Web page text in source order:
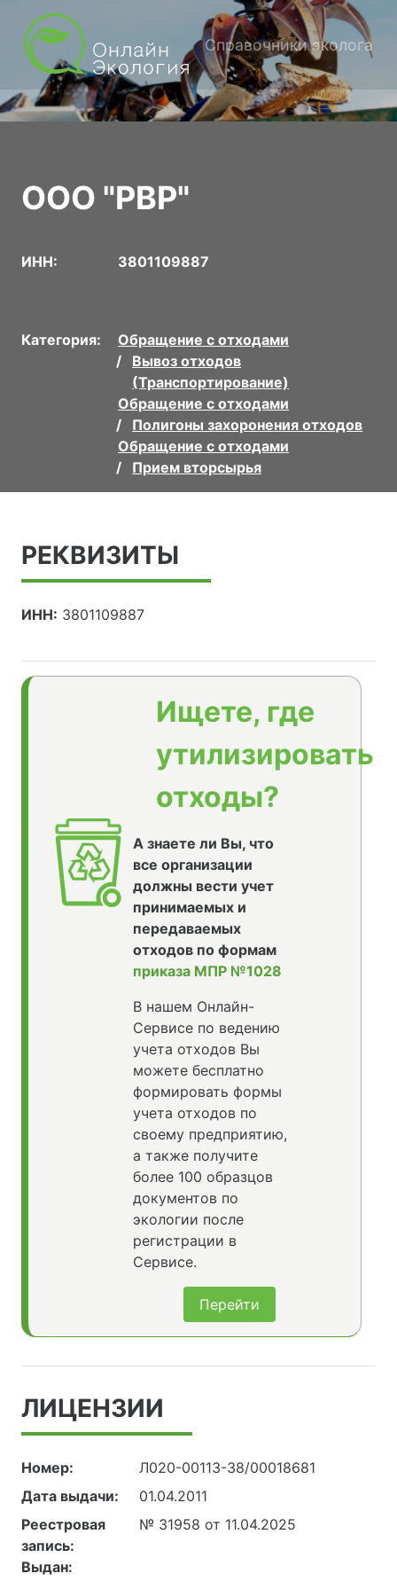
Справочники эколога
ООО "РВР"
ИНН: 3801109887
Категория:
Обращение с отходами
Вывоз отходов
(Транспортирование)
Обращение с отходами
Полигоны захоронения отходов
Обращение с отходами
Прием вторсырья
РЕКВИЗИТЫ
ИНН: 3801109887
Ищете, где
утилизировать
отходы?
А знаете ли Вы, что
все организации
должны вести учет
принимаемых и
передаваемых
отходов по формам
приказа МПР №1028
В нашем Онлайн-
Сервисе по ведению
учета отходов Вы
можете бесплатно
формировать формы
учета отходов по
своему предприятию,
а также получите
более 100 образцов
документов по
экологии после
регистрации в
Сервисе.
Перейти
ЛИЦЕНЗИИ
Номер:
Л020-00113-38/00018681
Дата выдачи:
01.04.2011
Реестровая
запись:
№ 31958 от 11.04.2025
Выдан: